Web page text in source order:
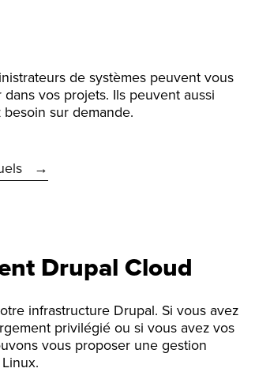
de systèmes peuvent vous
dans vos projets. Ils peuvent aussi
besoin sur demande.
Drupal Cloud
infrastructure Drupal. Si vous avez
privilégié ou si vous avez vos
vous proposer une gestion